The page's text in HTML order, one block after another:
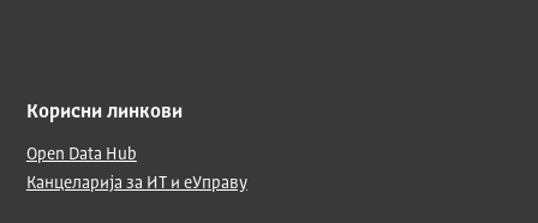
Корисни линкови
Open Data Hub
Канцеларија за ИТ и еУправу